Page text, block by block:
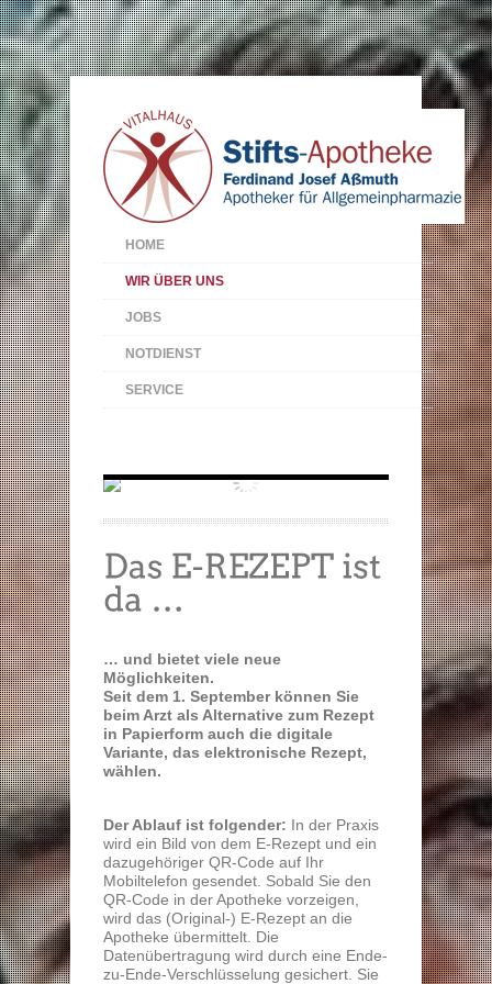
HOME
WIR ÜBER UNS
JOBS
NOTDIENST
SERVICE
… und bietet viele neue
Möglichkeiten.
Seit dem 1. September können Sie
beim Arzt als Alternative zum Rezept
in Papierform auch die digitale
Variante, das elektronische Rezept,
wählen.
Der Ablauf ist folgender: In der Praxis
wird ein Bild von dem E-Rezept und ein
dazugehöriger QR-Code auf Ihr
Mobiltelefon gesendet. Sobald Sie den
QR-Code in der Apotheke vorzeigen,
wird das (Original-) E-Rezept an die
Apotheke übermittelt. Die
Datenübertragung wird durch eine Ende-
zu-Ende-Verschlüsselung gesichert. Sie